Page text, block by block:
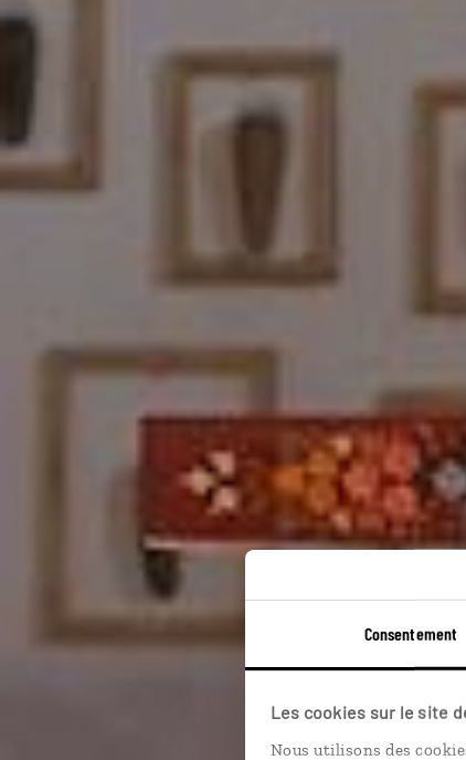
Consentement
Les cookies sur le site
Nous utilisons des